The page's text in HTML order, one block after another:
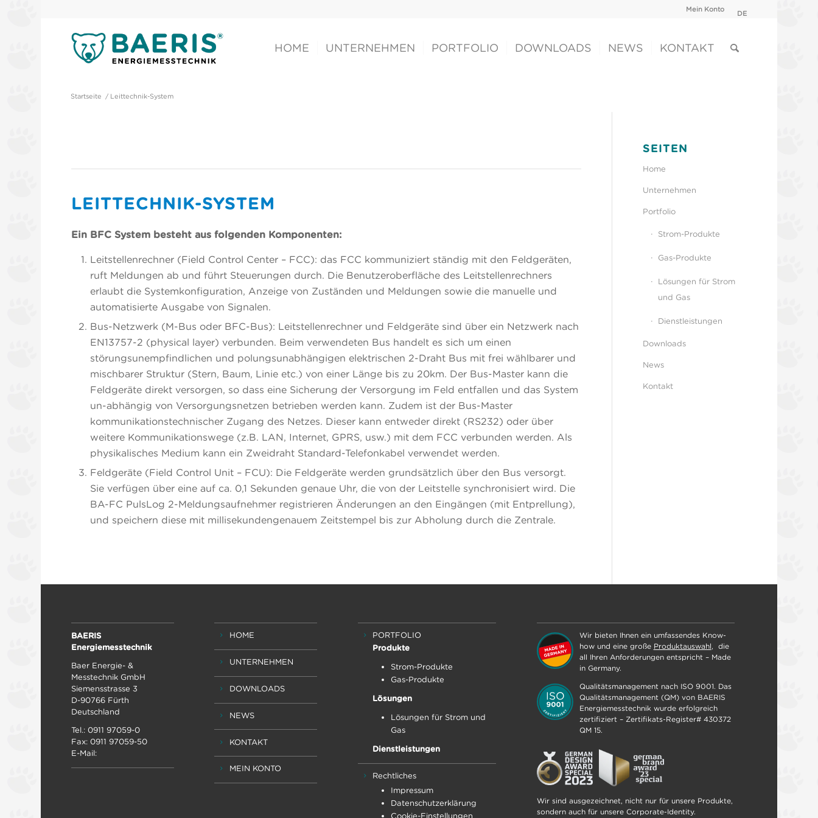
Mein Konto DE
HOME UNTERNEHMEN PORTFOLIO DOWNLOADS NEWS KONTAKT
Startseite / Leittechnik-System
LEITTECHNIK-SYSTEM
Ein BFC System besteht aus folgenden Komponenten:
Leitstellenrechner (Field Control Center – FCC): das FCC kommuniziert ständig mit den Feldgeräten,
ruft Meldungen ab und führt Steuerungen durch. Die Benutzeroberfläche des Leitstellenrechners
erlaubt die Systemkonfiguration, Anzeige von Zuständen und Meldungen sowie die manuelle und
automatisierte Ausgabe von Signalen.
Bus-Netzwerk (M-Bus oder BFC-Bus): Leitstellenrechner und Feldgeräte sind über ein Netzwerk nach
EN13757-2 (physical layer) verbunden. Beim verwendeten Bus handelt es sich um einen
störungsunempfindlichen und polungsunabhängigen elektrischen 2-Draht Bus mit frei wählbarer und
mischbarer Struktur (Stern, Baum, Linie etc.) von einer Länge bis zu 20km. Der Bus-Master kann die
Feldgeräte direkt versorgen, so dass eine Sicherung der Versorgung im Feld entfallen und das System
un-abhängig von Versorgungsnetzen betrieben werden kann. Zudem ist der Bus-Master
kommunikationstechnischer Zugang des Netzes. Dieser kann entweder direkt (RS232) oder über
weitere Kommunikationswege (z.B. LAN, Internet, GPRS, usw.) mit dem FCC verbunden werden. Als
physikalisches Medium kann ein Zweidraht Standard-Telefonkabel verwendet werden.
Feldgeräte (Field Control Unit – FCU): Die Feldgeräte werden grundsätzlich über den Bus versorgt.
Sie verfügen über eine auf ca. 0,1 Sekunden genaue Uhr, die von der Leitstelle synchronisiert wird. Die
BA-FC PulsLog 2-Meldungsaufnehmer registrieren Änderungen an den Eingängen (mit Entprellung),
und speichern diese mit millisekundengenauem Zeitstempel bis zur Abholung durch die Zentrale.
SEITEN
Home
Unternehmen
Portfolio
Strom-Produkte
Gas-Produkte
Lösungen für Strom
und Gas
Dienstleistungen
Downloads
News
Kontakt
BAERIS
Energiemesstechnik
Baer Energie- &
Messtechnik GmbH
Siemensstrasse 3
D-90766 Fürth
Deutschland
Tel.: 0911 97059-0
Fax: 0911 97059-50
E-Mail:
HOME
UNTERNEHMEN
DOWNLOADS
NEWS
KONTAKT
MEIN KONTO
PORTFOLIO
Produkte
Strom-Produkte
Gas-Produkte
Lösungen
Lösungen für Strom und
Gas
Dienstleistungen
Rechtliches
Impressum
Datenschutz­erklärung
Wir bieten Ihnen ein umfassendes Know-
how und eine große Produktauswahl, die
all Ihren Anforderungen entspricht – Made
in Germany.
Qualitätsmanagement nach ISO 9001. Das
Qualitätsmanagement (QM) von BAERIS
Energiemesstechnik wurde erfolgreich
zertifiziert – Zertifikats-Register# 430372
QM 15.
Wir sind ausgezeichnet, nicht nur für unsere Produkte,
sondern auch für unsere Corporate-Identity.